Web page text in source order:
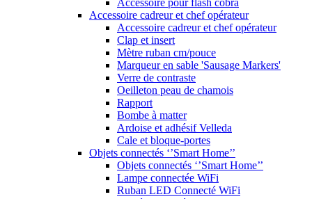
Accessoire pour flash cobra
Accessoire cadreur et chef opérateur
Accessoire cadreur et chef opérateur
Clap et insert
Mètre ruban cm/pouce
Marqueur en sable 'Sausage Markers'
Verre de contraste
Oeilleton peau de chamois
Rapport
Bombe à matter
Ardoise et adhésif Velleda
Cale et bloque-portes
Objets connectés ‘’Smart Home’’
Objets connectés ‘’Smart Home’’
Lampe connectée WiFi
Ruban LED Connecté WiFi